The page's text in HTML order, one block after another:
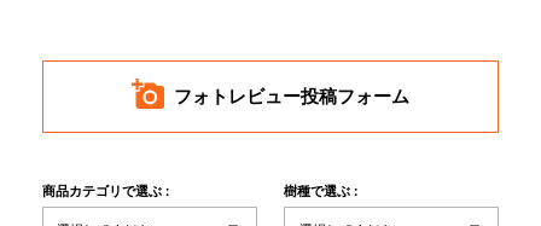
新入荷情報フォトレビュー投稿フォーム
商品カテゴリで選ぶ : 樹種で選ぶ :